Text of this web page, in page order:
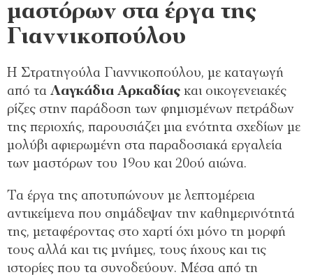
μαστόρων στα έργα της
Γιαννικοπούλου
Η Στρατηγούλα Γιαννικοπούλου, με καταγωγή
από τα Λαγκάδια Αρκαδίας και οικογενειακές
ρίζες στην παράδοση των φημισμένων πετράδων
της περιοχής, παρουσιάζει μια ενότητα σχεδίων με
μολύβι αφιερωμένη στα παραδοσιακά εργαλεία
των μαστόρων του 19ου και 20ού αιώνα.
Τα έργα της αποτυπώνουν με λεπτομέρεια
αντικείμενα που σημάδεψαν την καθημερινότητά
της, μεταφέροντας στο χαρτί όχι μόνο τη μορφή
τους αλλά και τις μνήμες, τους ήχους και τις
ιστορίες που τα συνοδεύουν. Μέσα από τη